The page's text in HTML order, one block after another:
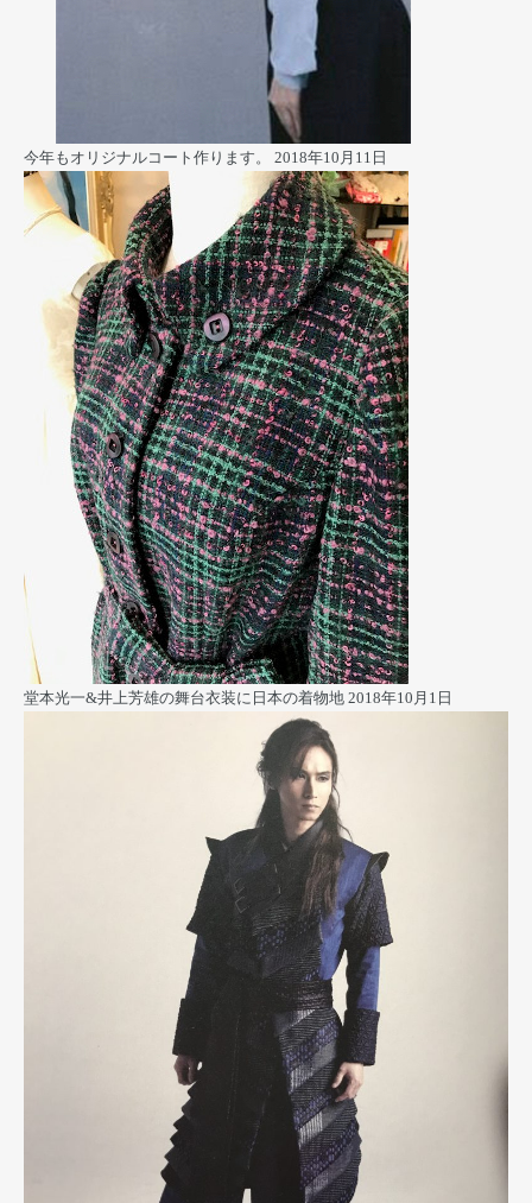
今年もオリジナルコート作ります。 2018年10月11日
堂本光一&井上芳雄の舞台衣装に日本の着物地 2018年10月1日